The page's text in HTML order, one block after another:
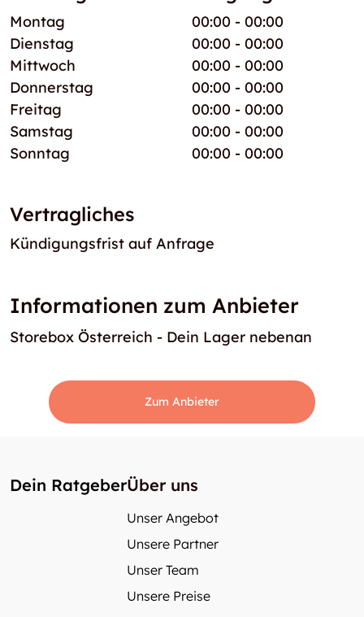
Montag
00:00 - 00:00
Dienstag
00:00 - 00:00
Mittwoch
00:00 - 00:00
Donnerstag
00:00 - 00:00
Freitag
00:00 - 00:00
Samstag
00:00 - 00:00
Sonntag
00:00 - 00:00
Vertragliches
Kündigungsfrist auf Anfrage
Informationen zum Anbieter
Storebox Österreich - Dein Lager nebenan
Zum Anbieter
Dein RatgeberÜber uns
Unser Angebot
Unsere Partner
Unser Team
Unsere Preise